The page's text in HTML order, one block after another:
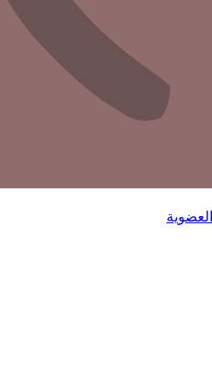
العضوية